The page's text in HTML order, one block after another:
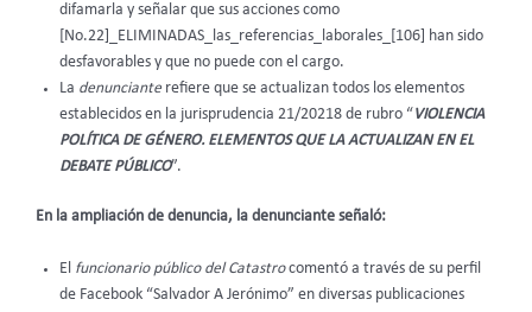
difamarla y señalar que sus acciones como
[No.22]_ELIMINADAS_las_referencias_laborales_[106] han sido
desfavorables y que no puede con el cargo.
La denunciante refiere que se actualizan todos los elementos
establecidos en la jurisprudencia 21/20218 de rubro “ VIOLENCIA
POLÍTICA DE GÉNERO. ELEMENTOS QUE LA ACTUALIZAN EN EL
DEBATE PÚBLICO”.
En la ampliación de denuncia, la denunciante señaló:
El funcionario público del Catastrocomentó a través de su perfil
de Facebook “Salvador A Jerónimo” en diversas publicaciones